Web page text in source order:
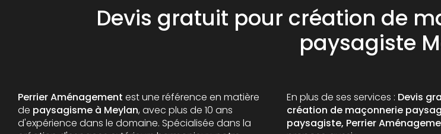
Devis gratuit pour création de
paysagiste
Perrier Aménagement est une référence en matière
de paysagisme à Meylan, avec plus de 10 ans
d'expérience dans le domaine. Spécialisée dans la
En plus de ses services : Devis
création de maçonnerie
paysagiste, Perrier